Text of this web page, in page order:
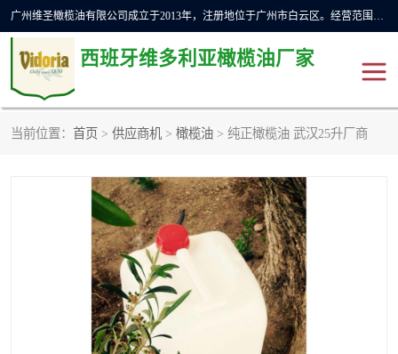
广州维圣橄榄油有限公司成立于2013年，注册地位于广州市白云区。经营范围包括饲料原料销售;畜牧渔业饲料销售;化妆品批发;贸易经纪;食品进出口等，主要产品有：橄榄果渣油，橄榄油，纯橄榄油等。
西班牙维多利亚橄榄油厂家
当前位置： 首页 > 供应商机 > 橄榄油 > 纯正橄榄油 武汉25升厂商
费利佩橄榄油 特级初榨橄榄油
橄榄果渣油 精炼橄榄油